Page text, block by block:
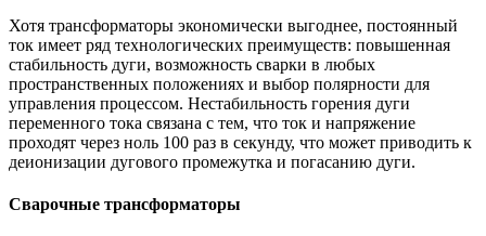
Хотя трансформаторы экономически выгоднее, постоянный
ток имеет ряд технологических преимуществ: повышенная
стабильность дуги, возможность сварки в любых
пространственных положениях и выбор полярности для
управления процессом. Нестабильность горения дуги
переменного тока связана с тем, что ток и напряжение
проходят через ноль 100 раз в секунду, что может приводить к
деионизации дугового промежутка и погасанию дуги.
Сварочные трансформаторы